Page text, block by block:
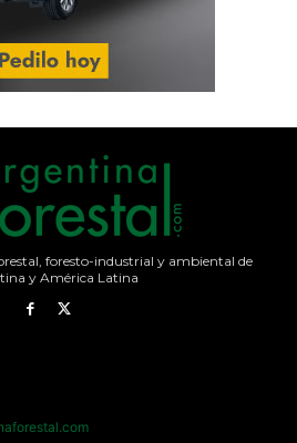
foresto-industrial y ambiental de
y América Latina